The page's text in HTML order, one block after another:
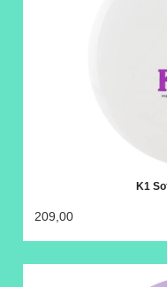
K1
209,00